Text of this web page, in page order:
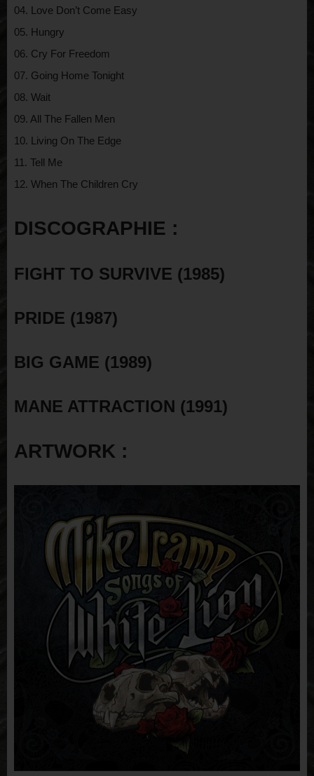
04. Love Don’t Come Easy
05. Hungry
06. Cry For Freedom
07. Going Home Tonight
08. Wait
09. All The Fallen Men
10. Living On The Edge
11. Tell Me
12. When The Children Cry
DISCOGRAPHIE :
FIGHT TO SURVIVE (1985)
PRIDE (1987)
BIG GAME (1989)
MANE ATTRACTION (1991)
ARTWORK :